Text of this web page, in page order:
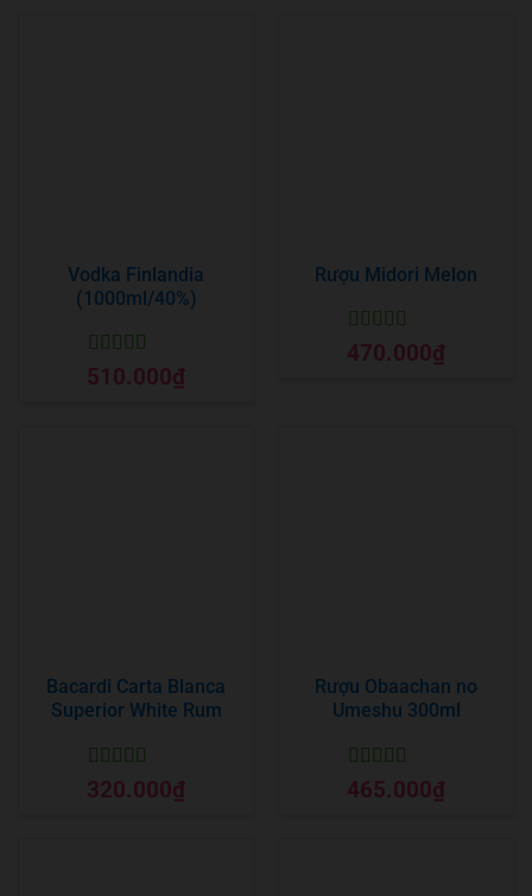
Vodka Finlandia
(1000ml/40%)
Được xếp
hạng55 sao
510.000₫
Rượu Midori Melon
Được xếp
hạng55 sao
470.000₫
Bacardi Carta Blanca
Superior White Rum
Được xếp
hạng55 sao
320.000₫
Rượu Obaachan no
Umeshu 300ml
Được xếp
hạng55 sao
465.000₫